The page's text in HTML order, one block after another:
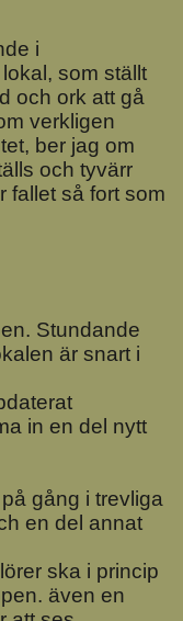
i
som ställt
och ork att gå
verkligen
ber jag om
och tyvärr
fallet så fort som
Stundande
är snart i
in en del nytt
gång i trevliga
en del annat
ska i princip
även en